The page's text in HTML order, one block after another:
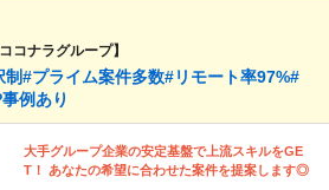
コナラグループ】
制#プライム案件多数#リモート率97%#
例あり
大手グループ企業の安定基盤で上流スキルをGE
T！ あなたの希望に合わせた案件を提案します◎